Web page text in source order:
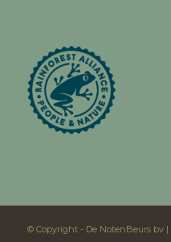
© Copyright - De NotenBeurs bv |